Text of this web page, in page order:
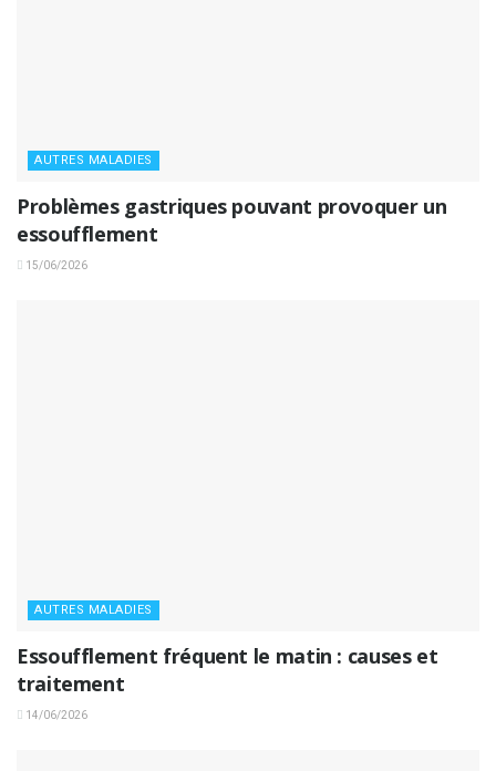
AUTRES MALADIES
Problèmes gastriques pouvant provoquer un
essoufflement
15/06/2026
AUTRES MALADIES
Essoufflement fréquent le matin : causes et
traitement
14/06/2026